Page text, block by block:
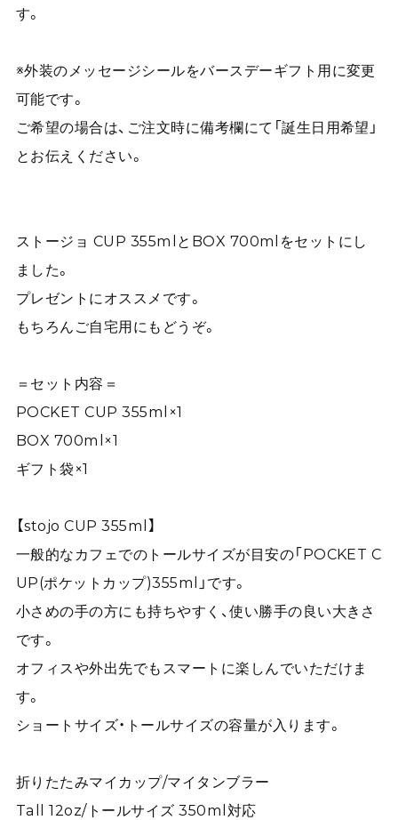
す。
※外装のメッセージシールをバースデーギフト用に変更
可能です。
ご希望の場合は、ご注文時に備考欄にて「誕生日用希望」
とお伝えください。
ストージョ CUP 355mlとBOX 700mlをセットにし
ました。
プレゼントにオススメです。
もちろんご自宅用にもどうぞ。
＝セット内容＝
POCKET CUP 355ml×1
BOX 700ml×1
ギフト袋×1
【stojo CUP 355ml】
一般的なカフェでのトールサイズが目安の「POCKET C
UP(ポケットカップ)355ml」です。
小さめの手の方にも持ちやすく、使い勝手の良い大きさ
です。
オフィスや外出先でもスマートに楽しんでいただけま
す。
ショートサイズ・トールサイズの容量が入ります。
折りたたみマイカップ/マイタンブラー
Tall 12oz/トールサイズ 350ml対応